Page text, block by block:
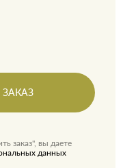
заказ", вы даете
данных